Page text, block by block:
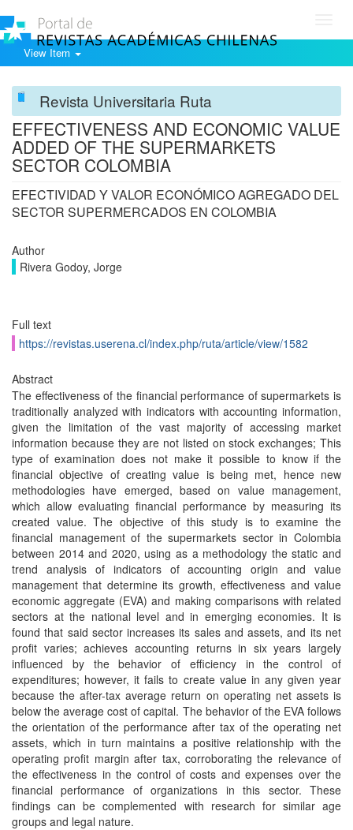
View Item
Revista Universitaria Ruta
EFFECTIVENESS AND ECONOMIC VALUE
ADDED OF THE SUPERMARKETS
SECTOR COLOMBIA
EFECTIVIDAD Y VALOR ECONÓMICO AGREGADO DEL
SECTOR SUPERMERCADOS EN COLOMBIA
Author
Rivera Godoy, Jorge
Full text
https://revistas.userena.cl/index.php/ruta/article/view/1582
Abstract
The effectiveness of the financial performance of supermarkets is
traditionally analyzed with indicators with accounting information,
given the limitation of the vast majority of accessing market
information because they are not listed on stock exchanges; This
type of examination does not make it possible to know if the
financial objective of creating value is being met, hence new
methodologies have emerged, based on value management,
which allow evaluating financial performance by measuring its
created value. The objective of this study is to examine the
financial management of the supermarkets sector in Colombia
between 2014 and 2020, using as a methodology the static and
trend analysis of indicators of accounting origin and value
management that determine its growth, effectiveness and value
economic aggregate (EVA) and making comparisons with related
sectors at the national level and in emerging economies. It is
found that said sector increases its sales and assets, and its net
profit varies; achieves accounting returns in six years largely
influenced by the behavior of efficiency in the control of
expenditures; however, it fails to create value in any given year
because the after-tax average return on operating net assets is
below the average cost of capital. The behavior of the EVA follows
the orientation of the performance after tax of the operating net
assets, which in turn maintains a positive relationship with the
operating profit margin after tax, corroborating the relevance of
the effectiveness in the control of costs and expenses over the
financial performance of organizations in this sector. These
findings can be complemented with research for similar age
groups and legal nature.